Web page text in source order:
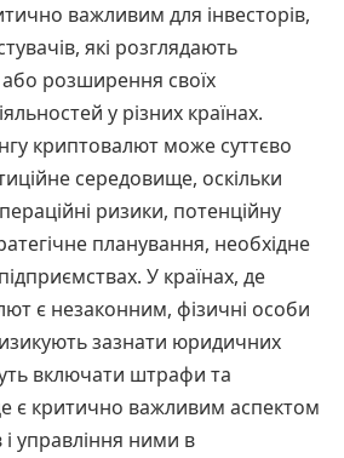
важливим для інвесторів,
які розглядають
або розширення своїх
у різних країнах.
криптовалют може суттєво
середовище, оскільки
ризики, потенційну
планування, необхідне
У країнах, де
є незаконним, фізичні особи
зазнати юридичних
включати штрафи та
є критично важливим аспектом
і управління ними в